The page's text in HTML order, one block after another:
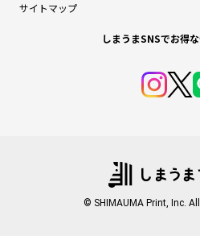
サイトマップ
しまうまSNSでお得
© SHIMAUMA Print, Inc.